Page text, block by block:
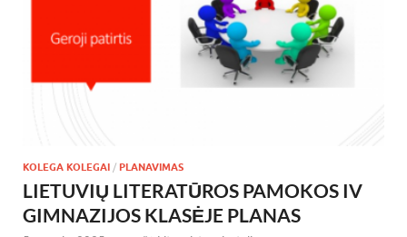
KOLEGA KOLEGAI / PLANAVIMAS
LIETUVIŲ LITERATŪROS PAMOKOS IV
GIMNAZIJOS KLASĖJE PLANAS